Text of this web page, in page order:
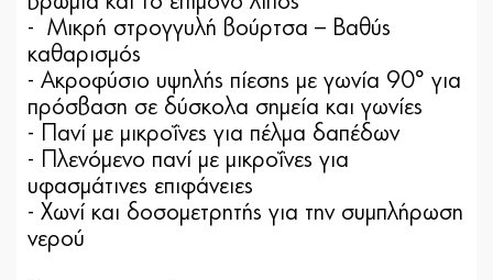
- Μικρή στρογγυλή βούρτσα – Βαθύς
καθαρισμός
- Ακροφύσιο υψηλής πίεσης με γωνία 90° για
πρόσβαση σε δύσκολα σημεία και γωνίες
- Πανί με μικροΐνες για πέλμα δαπέδων
- Πλενόμενο πανί με μικροΐνες για
υφασμάτινες επιφάνειες
- Χωνί και δοσομετρητής για την συμπλήρωση
νερού